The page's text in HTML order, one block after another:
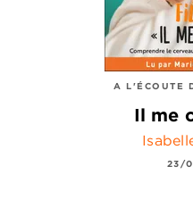
A L'ÉCOUTE
Il me
23/